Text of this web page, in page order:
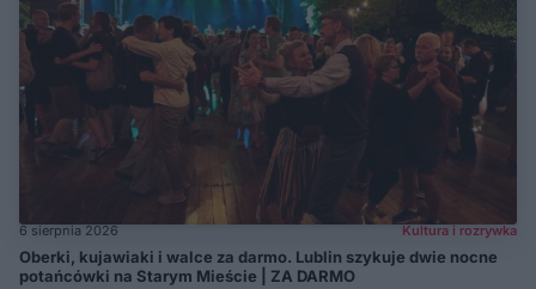
6 sierpnia 2026 Kultura i rozrywka
Oberki, kujawiaki i walce za darmo. Lublin szykuje dwie nocne
potańcówki na Starym Mieście | ZA DARMO